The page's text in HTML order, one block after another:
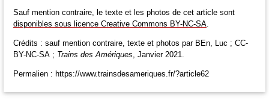
Sauf mention contraire, le texte et les photos de cet article sont
disponibles sous licence Creative Commons BY-NC-SA.
Crédits : sauf mention contraire, texte et photos par BEn, Luc ; CC-
BY-NC-SA ; Trains des Amériques, Janvier 2021.
Permalien : https://www.trainsdesameriques.fr/?article62